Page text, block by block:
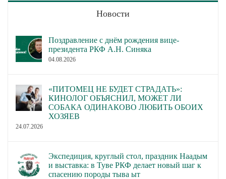
Новости
Поздравление с днём рождения вице-
президента РКФ А.Н. Синяка
04.08.2026
«ПИТОМЕЦ НЕ БУДЕТ СТРАДАТЬ»:
КИНОЛОГ ОБЪЯСНИЛ, МОЖЕТ ЛИ
СОБАКА ОДИНАКОВО ЛЮБИТЬ ОБОИХ
ХОЗЯЕВ
24.07.2026
Экспедиция, круглый стол, праздник Наадым
и выставка: в Туве РКФ делает новый шаг к
спасению породы тыва ыт